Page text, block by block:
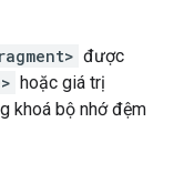
được
hoặc giá trị
khoá bộ nhớ đệm